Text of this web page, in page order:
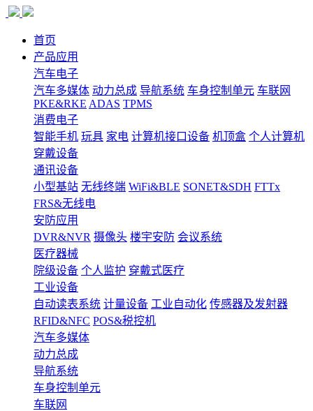
首页
产品应用
汽车电子
汽车多媒体 动力总成 导航系统 车身控制单元 车联网
PKE&RKE ADAS TPMS
消费电子
智能手机 玩具 家电 计算机接口设备 机顶盒 个人计算机
穿戴设备
通讯设备
小型基站 无线终端 WiFi&BLE SONET&SDH FTTx
FRS&无线电
安防应用
DVR&NVR 摄像头 楼宇安防 会议系统
医疗器械
院级设备 个人监护 穿戴式医疗
工业设备
自动读表系统 计量设备 工业自动化 传感器及发射器
RFID&NFC POS&税控机
汽车多媒体
动力总成
导航系统
车身控制单元
车联网